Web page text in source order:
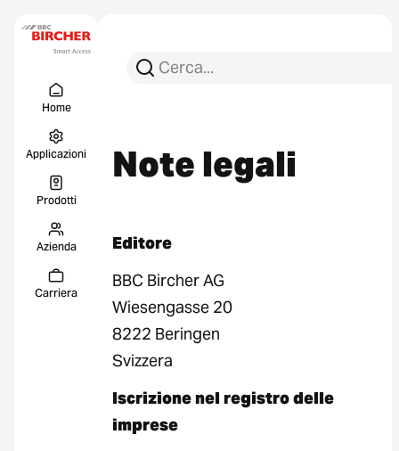
Home
Applicazioni
Prodotti
Azienda
Carriera
Cerca per:
Ricerca
Note legali
Editore
BBC Bircher AG
Wiesengasse 20
8222 Beringen
Svizzera
Iscrizione nel registro delle
imprese